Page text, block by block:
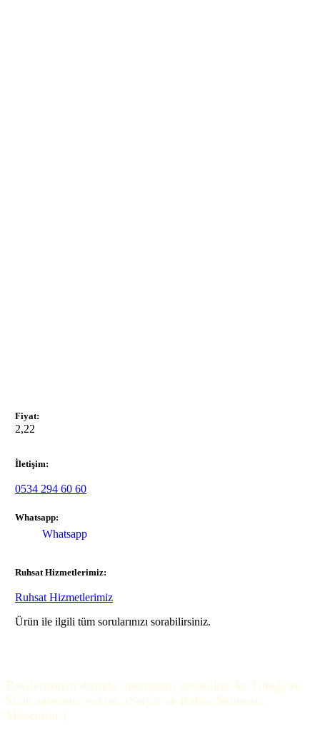
Fiyat:
2,22
İletişim:
0534 294 60 60
Whatsapp:
Whatsapp
Ruhsat Hizmetlerimiz:
Ruhsat Hizmetlerimiz
Ürün ile ilgili tüm sorularınızı sorabilirsiniz.
Bayilerimizin dışında internetten kesinlikle Av Tüfeği ve
Silah satışımız yoktur. (Şarjör ve Kabze Satımışız
Mevcuttur.)